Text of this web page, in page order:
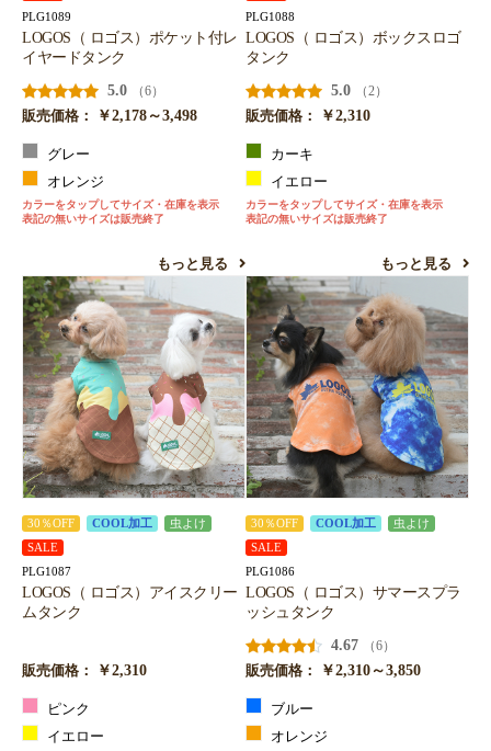
PLG1089
LOGOS（ ロゴス）ポケット付レ
イヤードタンク
5.0
（6）
販売価格：
￥2,178～3,498
グレー
オレンジ
カラーをタップしてサイズ・在庫を表示
表記の無いサイズは販売終了
もっと見る
PLG1088
LOGOS（ ロゴス）ボックスロゴ
タンク
5.0
（2）
販売価格：
￥2,310
カーキ
イエロー
カラーをタップしてサイズ・在庫を表示
表記の無いサイズは販売終了
もっと見る
30％OFF COOL加工
虫よけ
SALE
PLG1087
LOGOS（ ロゴス）アイスクリー
ムタンク
販売価格： ￥2,310
ピンク
イエロー
30％OFF COOL加工
虫よけ
SALE
PLG1086
LOGOS（ ロゴス）サマースプラ
ッシュタンク
4.67
（6）
販売価格：
￥2,310～3,850
ブルー
オレンジ